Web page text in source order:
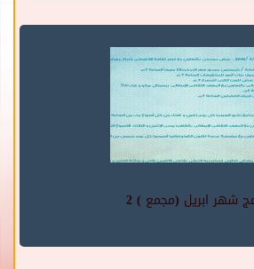
شهر ابريل (مجمع ) 2